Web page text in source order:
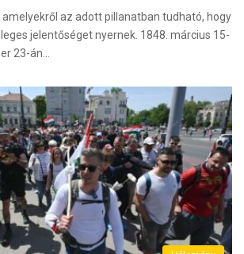
amelyekről az adott pillanatban tudható, hogy
jelentőséget nyernek. 1848. március 15-
23-án…